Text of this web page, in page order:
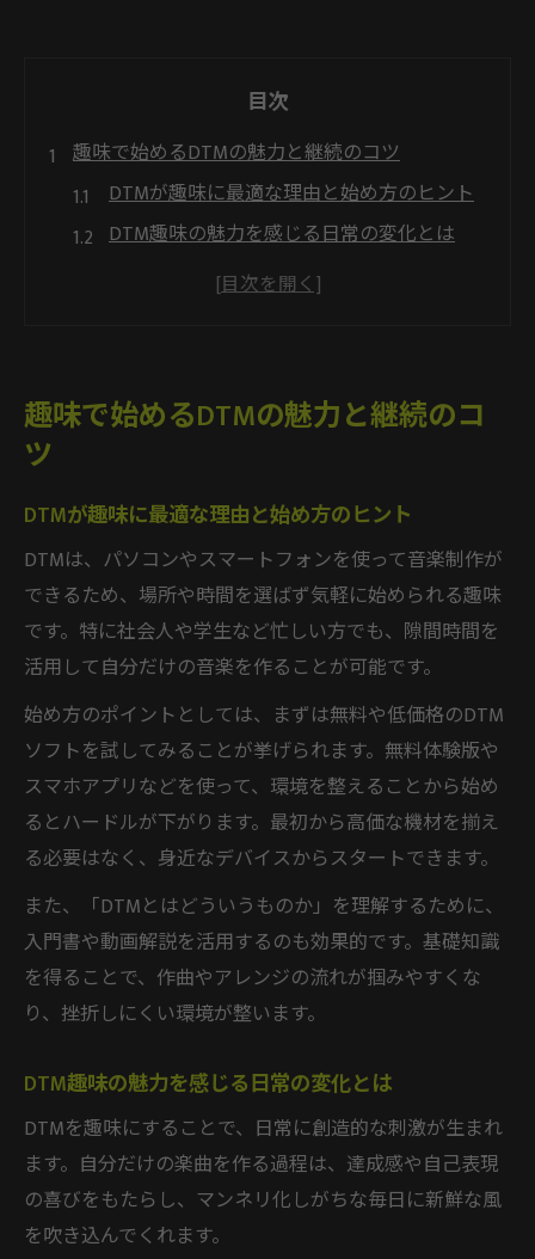
目次
趣味で始めるDTMの魅力と継続のコツ
DTMが趣味に最適な理由と始め方のヒント
DTM趣味の魅力を感じる日常の変化とは
社会人がDTMを趣味に選ぶメリットを解説
DTMを趣味にする上での失敗しにくいコツ
DTMが難しいと感じた時の乗り越え方
ント
初心者がDTMで挫折しないメンタル管理術
DTMの壁を超えるための小さな成功体験作
り
DTM挫折率を下げるための行動習慣とは
DTM作曲をなめるなと言われる理由を考察
社会人におすすめのDTM活用法を解説
社会人がDTMを趣味にするメリットと活用
例
忙しい社会人でもDTMを続ける習慣作り
社会人趣味DTMがもたらす生活の変化とは
DTMを副業やキャリアに活かす実践アプロ
ーチ
社会人のDTM継続に役立つタイムマネジメ
毎日続くDTM習慣の作り方を知ろう
DTMを毎日続けるための習慣化テクニック
毎日少しずつ進めるDTMの実践的ステップ
DTM習慣化で挫折を防ぐための工夫とは
趣味で始めるDTMの魅力と継続のコ
ツ
DTMが趣味に最適な理由と始め方のヒント
DTMは、パソコンやスマートフォンを使って音楽制作が
できるため、場所や時間を選ばず気軽に始められる趣味
です。特に社会人や学生など忙しい方でも、隙間時間を
活用して自分だけの音楽を作ることが可能です。
始め方のポイントとしては、まずは無料や低価格のDTM
ソフトを試してみることが挙げられます。無料体験版や
スマホアプリなどを使って、環境を整えることから始め
るとハードルが下がります。最初から高価な機材を揃え
る必要はなく、身近なデバイスからスタートできます。
また、「DTMとはどういうものか」を理解するために、
入門書や動画解説を活用するのも効果的です。基礎知識
を得ることで、作曲やアレンジの流れが掴みやすくな
り、挫折しにくい環境が整います。
DTM趣味の魅力を感じる日常の変化とは
DTMを趣味にすることで、日常に創造的な刺激が生まれ
ます。自分だけの楽曲を作る過程は、達成感や自己表現
の喜びをもたらし、マンネリ化しがちな毎日に新鮮な風
を吹き込んでくれます。